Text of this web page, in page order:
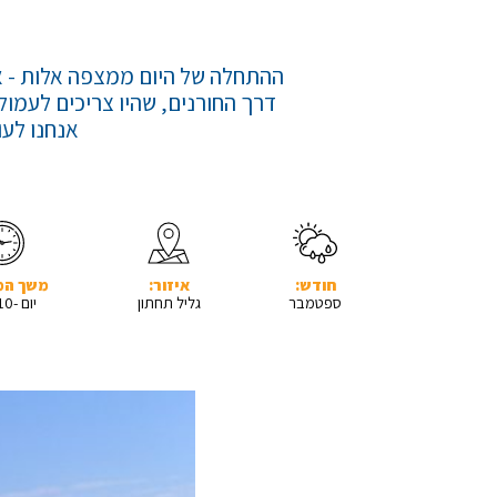
ההתחלה של היום ממצפה אלות -
אנחנו
חודש:
ספטמבר
איזור:
גליל תחתון
משך
יום -10 ק"מ